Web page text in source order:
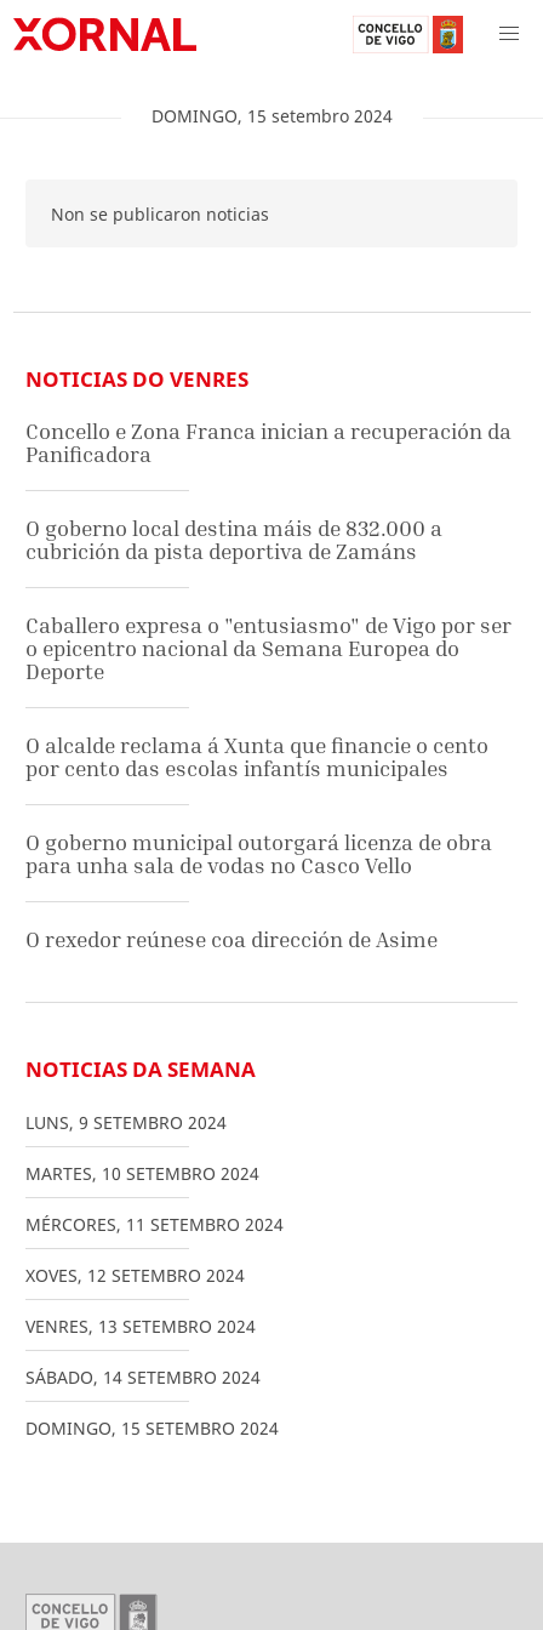
DOMINGO, 15 setembro 2024
Non se publicaron noticias
NOTICIAS DO VENRES
Concello e Zona Franca inician a recuperación da
Panificadora
O goberno local destina máis de 832.000 a
cubrición da pista deportiva de Zamáns
Caballero expresa o "entusiasmo" de Vigo por ser
o epicentro nacional da Semana Europea do
Deporte
O alcalde reclama á Xunta que financie o cento
por cento das escolas infantís municipales
O goberno municipal outorgará licenza de obra
para unha sala de vodas no Casco Vello
O rexedor reúnese coa dirección de Asime
NOTICIAS DA SEMANA
LUNS, 9 SETEMBRO 2024
MARTES, 10 SETEMBRO 2024
MÉRCORES, 11 SETEMBRO 2024
XOVES, 12 SETEMBRO 2024
VENRES, 13 SETEMBRO 2024
SÁBADO, 14 SETEMBRO 2024
DOMINGO, 15 SETEMBRO 2024